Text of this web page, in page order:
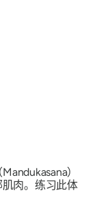
）
肉。练习此体